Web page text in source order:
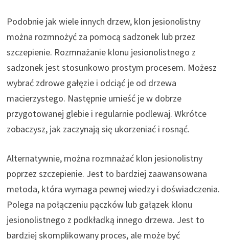
Podobnie jak wiele innych drzew, klon jesionolistny
można rozmnożyć za pomocą sadzonek lub przez
szczepienie. Rozmnażanie klonu jesionolistnego z
sadzonek jest stosunkowo prostym procesem. Możesz
wybrać zdrowe gałęzie i odciąć je od drzewa
macierzystego. Następnie umieść je w dobrze
przygotowanej glebie i regularnie podlewaj. Wkrótce
zobaczysz, jak zaczynają się ukorzeniać i rosnąć.
Alternatywnie, można rozmnażać klon jesionolistny
poprzez szczepienie. Jest to bardziej zaawansowana
metoda, która wymaga pewnej wiedzy i doświadczenia.
Polega na połączeniu pączków lub gałązek klonu
jesionolistnego z podkładką innego drzewa. Jest to
bardziej skomplikowany proces, ale może być